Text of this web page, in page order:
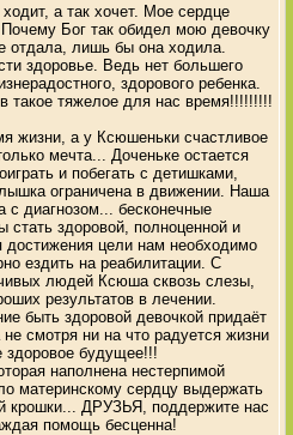
а так хочет. Мое сердце
Бог так обидел мою девочку
отдала, лишь бы она ходила.
здоровье. Ведь нет большего
здорового ребенка.
такое тяжелое для нас время!!!!!!!!!
жизни, а у Ксюшеньки счастливое
мечта... Доченьке остается
и побегать с детишками,
ограничена в движении. Наша
с диагнозом... бесконечные
стать здоровой, полноценной и
цели нам необходимо
ездить на реабилитации. С
людей Ксюша сквозь слезы,
результатов в лечении.
быть здоровой девочкой придаёт
смотря ни на что радуется жизни
здоровое будущее!!!
наполнена нестерпимой
материнскому сердцу выдержать
крошки... ДРУЗЬЯ, поддержите нас
помощь бесценна!